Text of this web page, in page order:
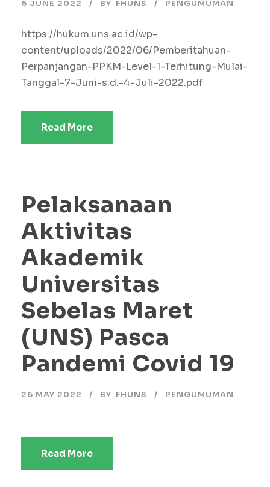
6 JUNE 2022 BY FHUNS PENGUMUMAN
https://hukum.uns.ac.id/wp-
content/uploads/2022/06/Pemberitahuan-
Perpanjangan-PPKM-Level-1-Terhitung-Mulai-
Tanggal-7-Juni-s.d.-4-Juli-2022.pdf
Read More
Pelaksanaan
Aktivitas
Akademik
Universitas
Sebelas Maret
(UNS) Pasca
Pandemi Covid 19
26 MAY 2022 BY FHUNS PENGUMUMAN
Read More